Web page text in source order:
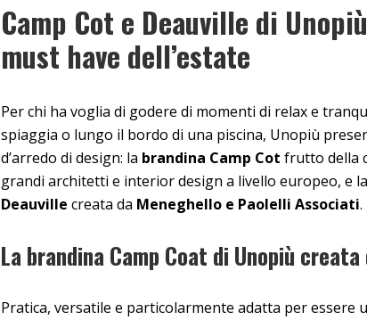
Camp Cot e Deauville di
must have dell’estate
Per chi ha voglia di godere di momenti di relax e
spiaggia o lungo il bordo di una piscina, Unopiù
d’arredo di design: la brandina Camp Cot frutto della
grandi architetti e interior design a livello europeo, e
Deauville creata da Meneghello e Paolelli Associati.
La brandina Camp Coat di Unopiù creata
Pratica, versatile e particolarmente adatta per essere